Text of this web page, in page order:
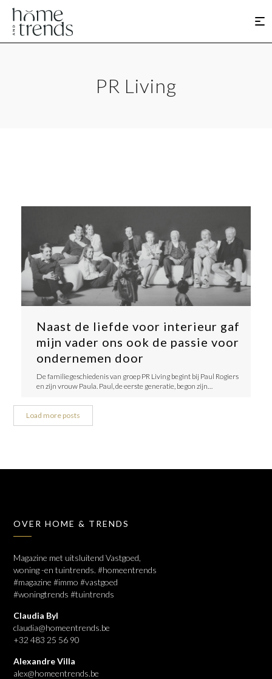
PR Living
Naast de liefde voor interieur gaf
mijn vader ons ook de passie voor
ondernemen door
De familiegeschiedenis van groep PR Living begint bij Paul Rogiers
en zijn vrouw Paula. Paul, de eerste generatie, begon zijn…
Load more posts
OVER HOME & TRENDS
Magazine met uitsluitend Vastgoed,
woning -en tuintrends. #homeentrends
#magazine #immo #vastgoed
#woningtrends #tuintrends
Claudia Byl
claudia@homeentrends.be
+32 483 25 56 90
Alexandre Villa
alex@homeentrends.be